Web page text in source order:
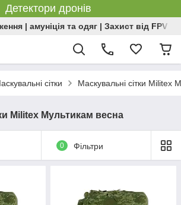
Детектори дронів
| амуніція та одяг | Захист від FPV |
сітки Маскувальні сітки Militex
Militex Мультикам весна
0 Фільтри